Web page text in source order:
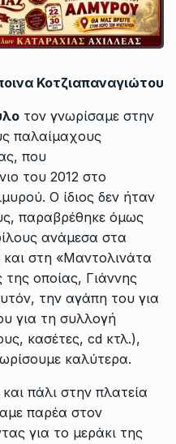
Κοτζιαπαναγιώτου
τον γνωρίσαμε στην
παλαίμαχους
που
του 2012 στο
Ο ίδιος δεν ήταν
παραβρέθηκε όμως
ανάμεσα στα
στη «Μαντολινάτα
οποίας, Γιάννης
την αγάπη του για
για τη συλλογή
κασέτες, cd κτλ.),
καλύτερα.
πάλι στην πλατεία
παρέα στον
για το μεράκι της